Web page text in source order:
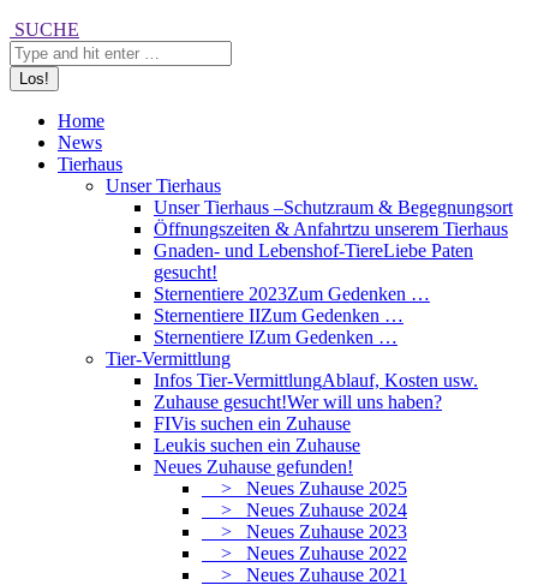
Search:
SUCHE
Home
News
Tierhaus
Unser Tierhaus
Unser Tierhaus –Schutzraum & Begegnungsort
Öffnungszeiten & Anfahrtzu unserem Tierhaus
Gnaden- und Lebenshof-TiereLiebe Paten
gesucht!
Sternentiere 2023Zum Gedenken …
Sternentiere IIZum Gedenken …
Sternentiere IZum Gedenken …
Tier-Vermittlung
Infos Tier-VermittlungAblauf, Kosten usw.
Zuhause gesucht!Wer will uns haben?
FIVis suchen ein Zuhause
Leukis suchen ein Zuhause
Neues Zuhause gefunden!
> Neues Zuhause 2025
> Neues Zuhause 2024
> Neues Zuhause 2023
> Neues Zuhause 2022
> Neues Zuhause 2021